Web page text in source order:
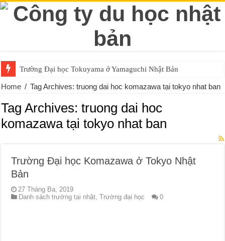
Trường Đại học Tokuyama ở Yamaguchi Nhật Bản
Home / Tag Archives: truong dai hoc komazawa tại tokyo nhat ban
Tag Archives:truong dai hoc
komazawa tại tokyo nhat ban
Trường Đại học Komazawa ở Tokyo Nhật
Bản
27 Tháng Ba, 2019
Danh sách trường tại nhật,Trường đại học 0